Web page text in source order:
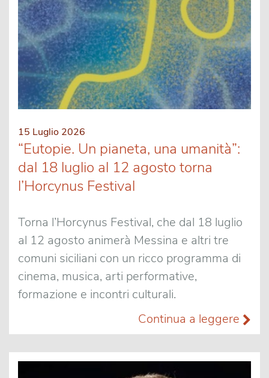
15 Luglio 2026
“Eutopie. Un pianeta, una umanità”:
dal 18 luglio al 12 agosto torna
l’Horcynus Festival
Torna l’Horcynus Festival, che dal 18 luglio
al 12 agosto animerà Messina e altri tre
comuni siciliani con un ricco programma di
cinema, musica, arti performative,
formazione e incontri culturali.
Continua a leggere